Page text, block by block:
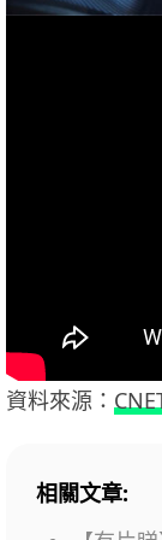
資料來源：
相關文章: